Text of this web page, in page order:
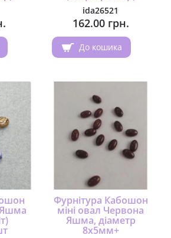
ida26521
162.00 грн.
До кошика
Яшма
Фурнітура Кабошон
міні овал Червона
Яшма, діаметр
8х5мм+